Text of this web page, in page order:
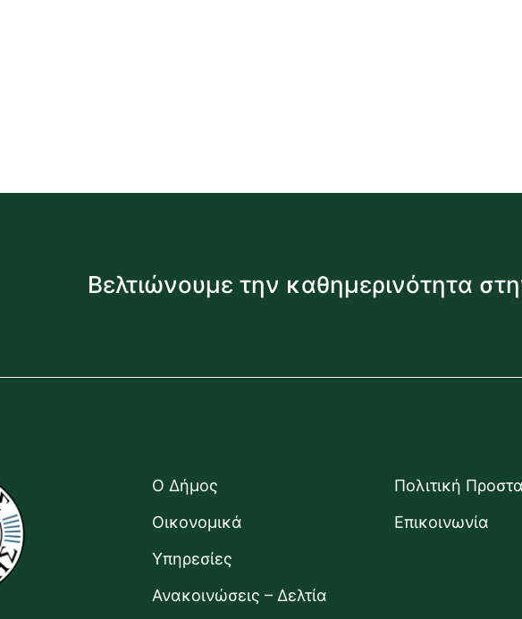
Βελτιώνουμε την καθημερινότητα
Ο Δήμος
Οικονομικά
Υπηρεσίες
Ανακοινώσεις – Δελτία
Πολιτική
Επικοινωνία